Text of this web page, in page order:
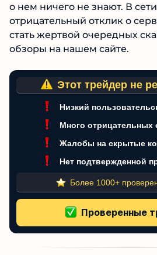
о нем ничего не знают. В
отрицательный отклик о
стать жертвой очередных
обзоры на нашем сайте.
Этот трейдер не
Низкий
Много отрицательных
Жалобы на скрытые
Нет подтвержденной
Более 1000+